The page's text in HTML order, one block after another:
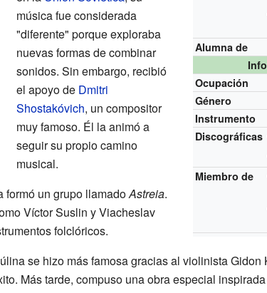
Alumna de
Ocupación
Género
Instrumento
Discográficas
Miembro de
música fue considerada
"diferente" porque exploraba
nuevas formas de combinar
sonidos. Sin embargo, recibió
el apoyo de Dmitri
Shostakóvich, un compositor
muy famoso. Él la animó a
seguir su propio camino
musical.
formó un grupo llamadoAstreia.
Víctor Suslin y Viacheslav
folclóricos.
se hizo más famosa gracias al violinista Gidon
Más tarde, compuso una obra especial